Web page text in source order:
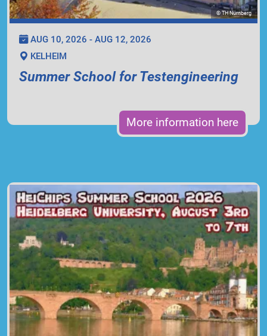
© TH Nürnberg
AUG 10, 2026 - AUG 12, 2026
KELHEIM
Summer School for Testengineering
More information here